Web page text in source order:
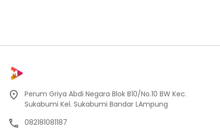
Perum Griya Abdi Negara Blok B10/No.10 BW Kec.
Sukabumi Kel. Sukabumi Bandar LAmpung
082181081187